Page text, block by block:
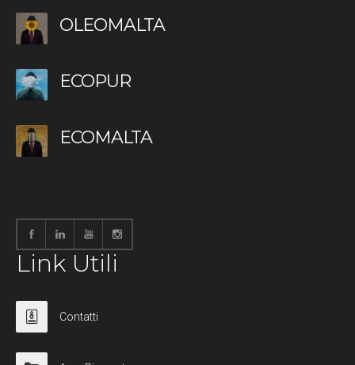
OLEOMALTA
ECOPUR
ECOMALTA
Link Utili
Contatti